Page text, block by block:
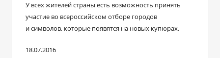
У всех жителей страны есть возможность принять
участие во всероссийском отборе городов
и символов, которые появятся на новых купюрах.
18.07.2016